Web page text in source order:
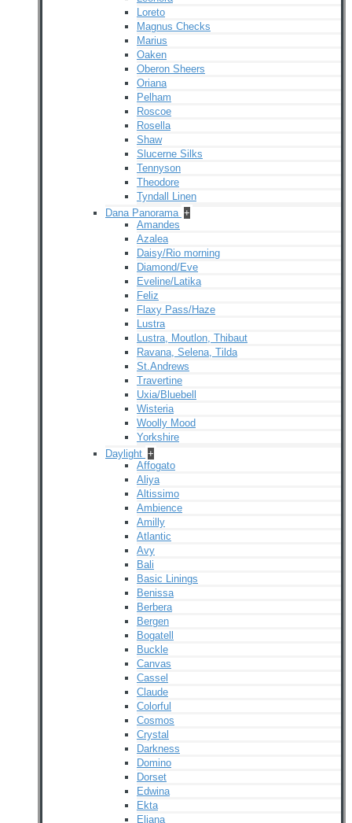
Loreto
Magnus Checks
Marius
Oaken
Oberon Sheers
Oriana
Pelham
Roscoe
Rosella
Shaw
Slucerne Silks
Tennyson
Theodore
Tyndall Linen
Dana Panorama +
Amandes
Azalea
Daisy/Rio morning
Diamond/Eve
Eveline/Latika
Feliz
Flaxy Pass/Haze
Lustra
Lustra, Moutlon, Thibaut
Ravana, Selena, Tilda
St.Andrews
Travertine
Uxia/Bluebell
Wisteria
Woolly Mood
Yorkshire
Daylight +
Affogato
Aliya
Altissimo
Ambience
Amilly
Atlantic
Avy
Bali
Basic Linings
Benissa
Berbera
Bergen
Bogatell
Buckle
Canvas
Cassel
Claude
Colorful
Cosmos
Crystal
Darkness
Domino
Dorset
Edwina
Ekta
Eliana